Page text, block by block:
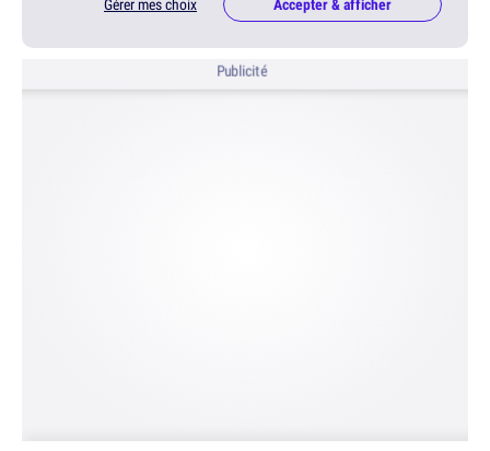
Gérer mes choix Accepter & afficher
Publicité